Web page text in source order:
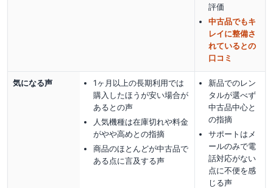
評価
中古品でもキ
レイに整備さ
れているとの
口コミ
気になる声
1ヶ月以上の長期利用では
購入したほうが安い場合が
あるとの声
人気機種は在庫切れや料金
がやや高めとの指摘
商品のほとんどが中古品で
ある点に言及する声
新品でのレン
タルが選べず
中古品中心と
の指摘
サポートはメ
ールのみで電
話対応がない
点に不便を感
じる声